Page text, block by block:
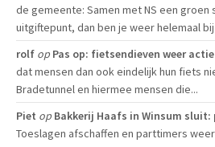
de gemeente: Samen met NS een groen
uitgiftepunt, dan ben je weer helemaal
rolf op Pas op: fietsendieven weer
dat mensen dan ook eindelijk hun fiets
Bradetunnel en hiermee mensen die...
Piet op Bakkerij Haafs in Winsum
Toeslagen afschaffen en parttimers